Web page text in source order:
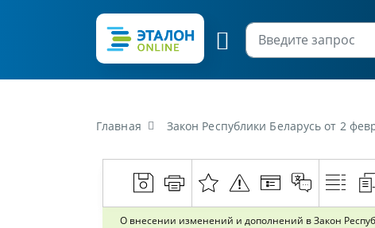
Главная Закон Республики Беларусь от 2
О внесении изменений и дополнений в Закон